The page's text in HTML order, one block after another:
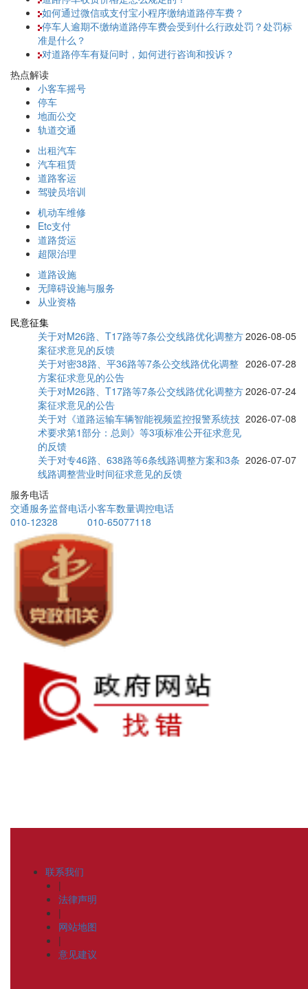
如何通过微信或支付宝小程序缴纳道路停车费？
停车人逾期不缴纳道路停车费会受到什么行政处罚？处罚标
准是什么？
对道路停车有疑问时，如何进行咨询和投诉？
热点解读
小客车摇号
停车
地面公交
轨道交通
出租汽车
汽车租赁
道路客运
驾驶员培训
机动车维修
Etc支付
道路货运
超限治理
道路设施
无障碍设施与服务
从业资格
民意征集
关于对M26路、T17路等7条公交线路优化调整方
案征求意见的反馈
2026-08-05
关于对密38路、平36路等7条公交线路优化调整
方案征求意见的公告
2026-07-28
关于对M26路、T17路等7条公交线路优化调整方
案征求意见的公告
2026-07-24
关于对《道路运输车辆智能视频监控报警系统技
术要求第1部分：总则》等3项标准公开征求意见
的反馈
2026-07-08
关于对专46路、638路等6条线路调整方案和3条
线路调整营业时间征求意见的反馈
2026-07-07
服务电话
交通服务监督电话
010-12328
小客车数量调控电话
010-65077118
联系我们
|
法律声明
|
网站地图
|
意见建议